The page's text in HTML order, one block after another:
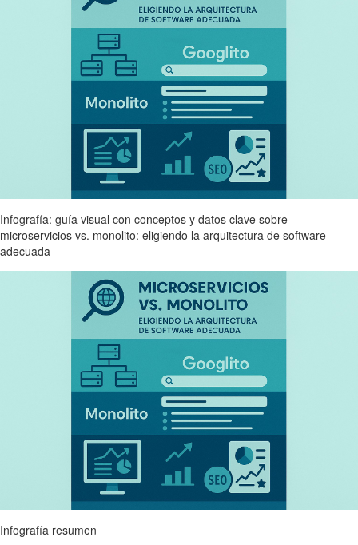
Infografía: guía visual con conceptos y datos clave sobre
microservicios vs. monolito: eligiendo la arquitectura de software
adecuada
Infografía resumen